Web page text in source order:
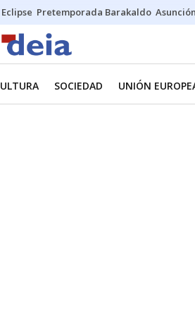
Eclipse Pretemporada Barakaldo
SOCIEDAD UNIÓN